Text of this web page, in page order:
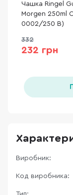
Чашка Ringel
Morgen 250ml
0002/250 B)
332
232 грн
Виробник:
Код виробника: